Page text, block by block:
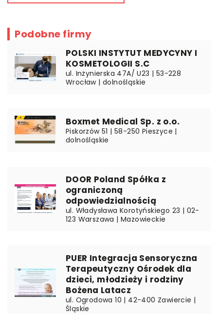
Podobne firmy
POLSKI INSTYTUT MEDYCYNY I
KOSMETOLOGII S.C
ul. Inżynierska 47A/ U23 | 53-228
Wrocław | dolnośląskie
Boxmet Medical Sp. z o.o.
Piskorzów 51 | 58-250 Pieszyce |
dolnośląskie
DOOR Poland Spółka z
ograniczoną
odpowiedzialnością
ul. Władysława Korotyńskiego 23 | 02-
123 Warszawa | Mazowieckie
PUER Integracja Sensoryczna
Terapeutyczny Ośrodek dla
dzieci, młodzieży i rodziny
Bożena Latacz
ul. Ogrodowa 10 | 42-400 Zawiercie |
Śląskie